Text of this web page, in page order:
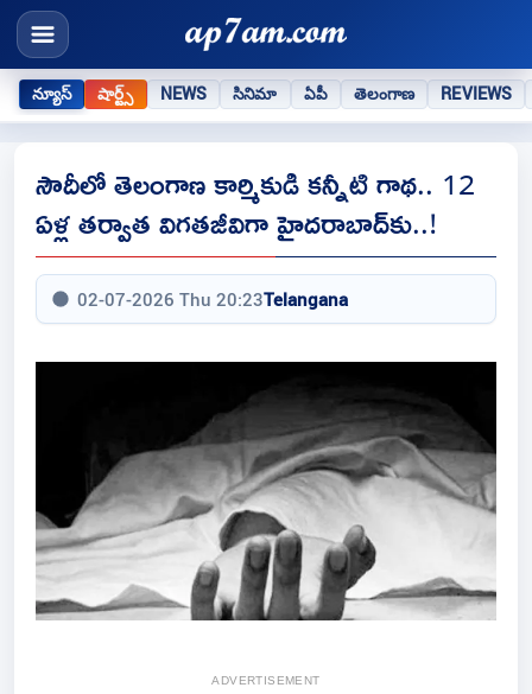
న్యూస్ షార్ట్స్ NEWS సినిమా ఏపీ తెలంగాణ REVIEWS
సౌదీలో తెలంగాణ కార్మికుడి కన్నీటి గాథ.. 12
ఏళ్ల తర్వాత విగతజీవిగా హైదరాబాద్‌కు..!
02-07-2026 Thu 20:23Telangana
ADVERTISEMENT